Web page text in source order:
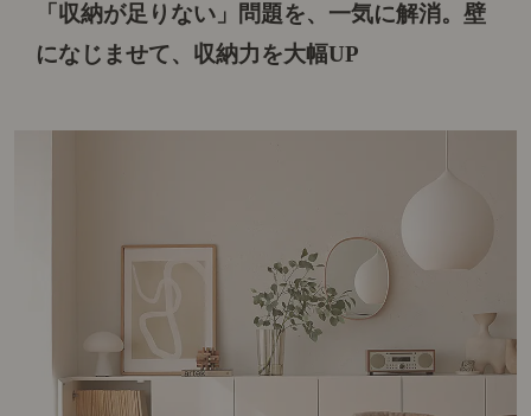
「収納が足りない」問題を、一気に解消。壁
になじませて、収納力を大幅UP